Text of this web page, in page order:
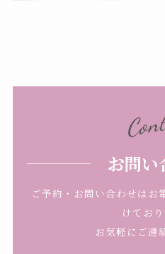
お問い
ご予約・お問い合わせはお
けており
お気軽にご連